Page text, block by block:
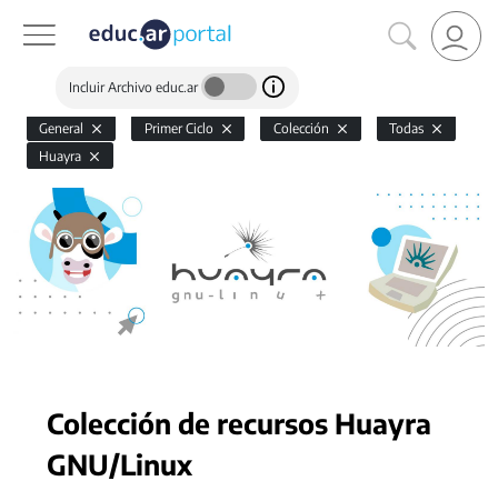
Incluir Archivo educ.ar
General Primer Ciclo Colección
Todas
Huayra
Colección de recursos Huayra
GNU/Linux